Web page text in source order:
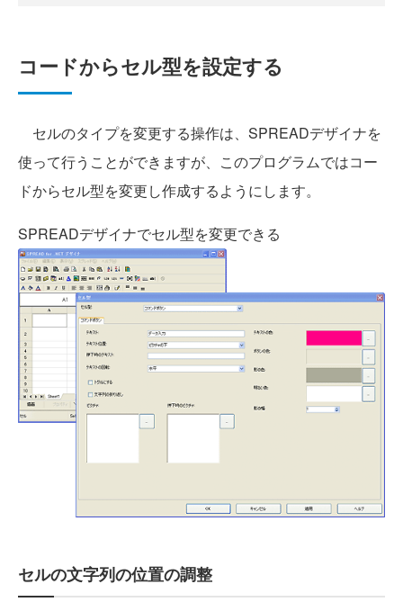
コードからセル型を設定する
セルのタイプを変更する操作は、SPREADデザイナを
使って行うことができますが、このプログラムではコー
ドからセル型を変更し作成するようにします。
SPREADデザイナでセル型を変更できる
セルの文字列の位置の調整